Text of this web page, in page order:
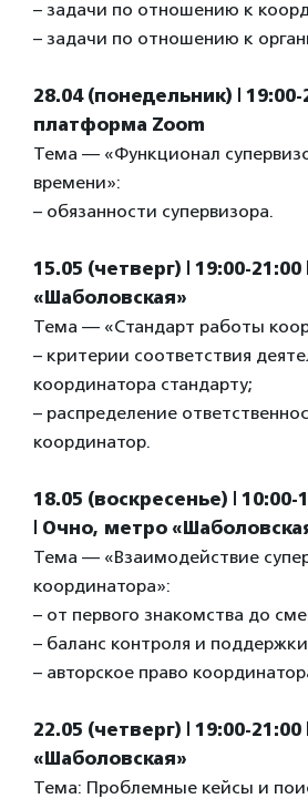
– задачи по отношению к
– задачи по отношению к
28.04 (понедельник) |
платформа Zoom
Тема — «Функционал
времени»:
– обязанности супервизора.
15.05 (четверг) | 19:00-
«Шаболовская»
Тема — «Стандарт работы
– критерии соответствия
координатора стандарту;
– распределение
координатор.
18.05 (воскресенье) | 10:00-
| Очно, метро
Тема — «Взаимодействие
координатора»:
– от первого знакомства до
– баланс контроля и
– авторское право
22.05 (четверг) | 19:00-
«Шаболовская»
Тема: Проблемные кейсы и